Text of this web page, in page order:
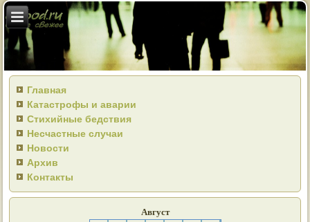
Главная
Катастрофы и аварии
Стихийные бедствия
Несчастные случаи
Новости
Архив
Контакты
Август